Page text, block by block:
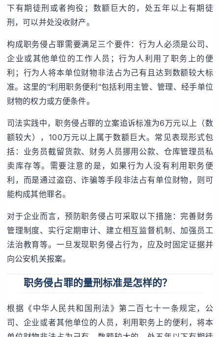
下有期徒刑或者拘役；数额巨大的，处五年以上有期徒
刑，可以并处没收财产。
构成职务侵占罪需要满足三个要件：行为人必须是公司、
企业或其他单位的工作人员；行为人利用了职务上的便
利；行为人将本单位财物非法占为己有且达到数额较大标
准。这里的"利用职务便利"包括利用主管、管理、经手单位
财物的权力或方便条件。
司法实践中，职务侵占罪的立案追诉标准为6万元以上（数
额较大），100万元以上属于数额巨大。常见表现形式包
括：业务员截留货款、财务人员挪用公款、仓库管理员私
卖库存等。需要注意的是，如果行为人没有利用职务便
利，而是通过盗窃、诈骗等手段非法占有单位财物，则可
能构成其他罪名。
对于企业而言，预防职务侵占可采取以下措施：完善财务
管理制度、实行定期审计、建立相互监督机制、加强员工
法治教育等。一旦发现职务侵占行为，应及时固定证据并
向公安机关报案。
职务侵占罪的量刑标准是怎样的？
根据《中华人民共和国刑法》第二百七十一条规定，公
司、企业或者其他单位的人员，利用职务上的便利，将本